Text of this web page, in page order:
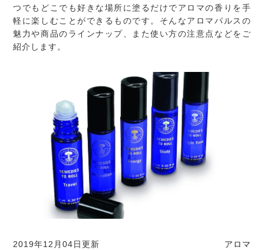
つでもどこでも好きな場所に塗るだけでアロマの香りを手
軽に楽しむことができるものです。そんなアロマパルスの
魅力や商品のラインナップ、また使い方の注意点などをご
紹介します。
2019年12月04日更新 アロマ